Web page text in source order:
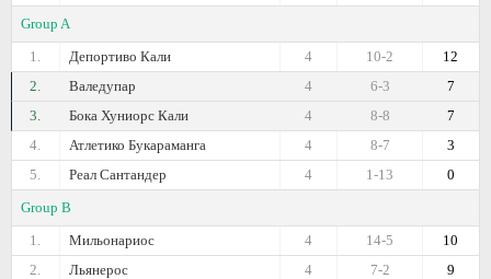
Group A
1.
Депортиво Кали 12
10-2
4
2.
Валедупар 7
6-3
4
3.
Бока Хуниорс Кали 7
8-8
4
4.
Атлетико Букараманга 3
8-7
4
5.
Реал Сантандер 0
1-13
4
Group B
1.
Мильонариос 10
14-5
4
2.
Льянерос 9
7-2
4